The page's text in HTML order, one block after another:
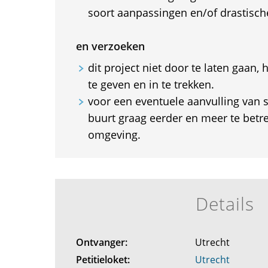
soort aanpassingen en/of
en verzoeken
dit project niet door te laten gaan,
te geven en in te trekken.
voor een eventuele aanvulling van
buurt graag eerder en meer te
omgeving.
Details
Ontvanger:
Utrecht
Petitieloket:
Utrecht